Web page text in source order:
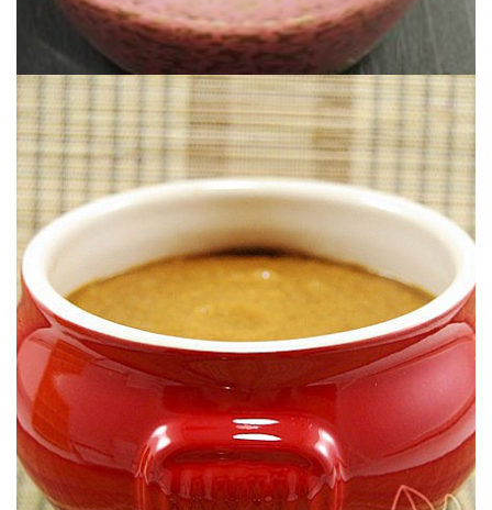
VELOUTÉ DE TOMATES RÔTIES &
PIMENTÓN
Une de nos recettes fétiches de velouté à la tomate.